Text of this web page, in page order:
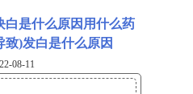
白是什么原因用什么药
致)发白是什么原因
08-11